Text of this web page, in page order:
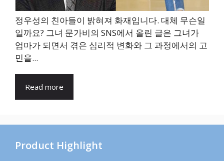
정우성의 친아들이 밝혀져 화재입니다. 대체 무슨일
일까요? 그녀 문가비의 SNS에서 올린 글은 그녀가
엄마가 되면서 겪은 심리적 변화와 그 과정에서의 고
민을...
Read more
Product Highlight